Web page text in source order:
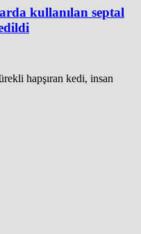
kullanılan septal
hapşıran kedi, insan